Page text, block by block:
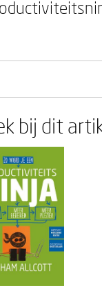
bij dit